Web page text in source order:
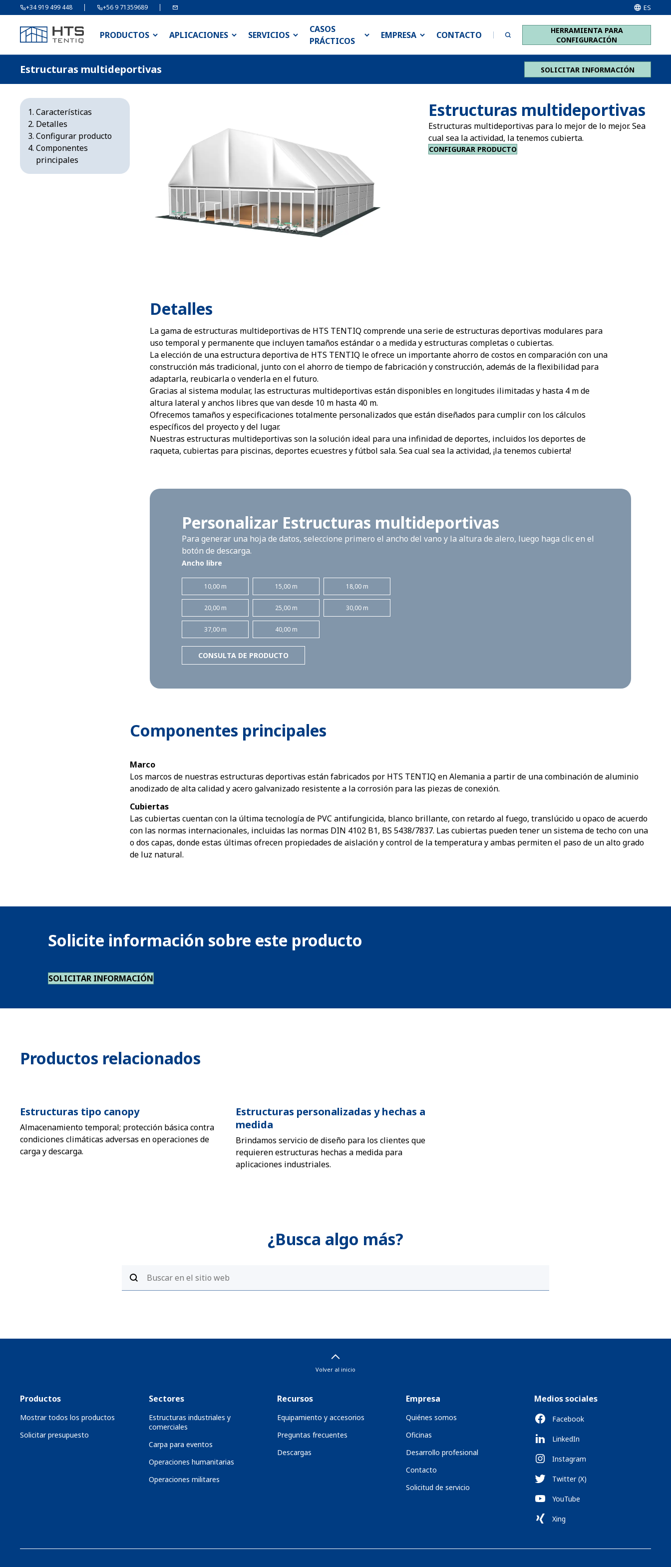
+34 919 499 448 +56 9 71359689 ES
PRODUCTOS APLICACIONES SERVICIOS
CASOS
PRÁCTICOS
EMPRESA CONTACTO
HERRAMIENTA PARA
CONFIGURACIÓN
Estructuras multideportivas SOLICITAR INFORMACIÓN
Características
Detalles
Configurar producto
Componentes
principales
Estructuras multideportivas
Estructuras multideportivas para lo mejor de lo mejor. Sea
cual sea la actividad, la tenemos cubierta.
CONFIGURAR PRODUCTO
Detalles
La gama de estructuras multideportivas de HTS TENTIQ comprende una serie de estructuras deportivas modulares para
uso temporal y permanente que incluyen tamaños estándar o a medida y estructuras completas o cubiertas.
La elección de una estructura deportiva de HTS TENTIQ le ofrece un importante ahorro de costos en comparación con una
construcción más tradicional, junto con el ahorro de tiempo de fabricación y construcción, además de la flexibilidad para
adaptarla, reubicarla o venderla en el futuro.
Gracias al sistema modular, las estructuras multideportivas están disponibles en longitudes ilimitadas y hasta 4 m de
altura lateral y anchos libres que van desde 10 m hasta 40 m.
Ofrecemos tamaños y especificaciones totalmente personalizados que están diseñados para cumplir con los cálculos
específicos del proyecto y del lugar.
Nuestras estructuras multideportivas son la solución ideal para una infinidad de deportes, incluidos los deportes de
raqueta, cubiertas para piscinas, deportes ecuestres y fútbol sala. Sea cual sea la actividad, ¡la tenemos cubierta!
Personalizar Estructuras multideportivas
Para generar una hoja de datos, seleccione primero el ancho del vano y la altura de alero, luego haga clic en el
botón de descarga.
Ancho libre
10,00 m 15,00 m 18,00 m
20,00 m 25,00 m 30,00 m
37,00 m 40,00 m
CONSULTA DE PRODUCTO
Componentes principales
Marco
Los marcos de nuestras estructuras deportivas están fabricados por HTS TENTIQ en Alemania a partir de una combinación de aluminio
anodizado de alta calidad y acero galvanizado resistente a la corrosión para las piezas de conexión.
Cubiertas
Las cubiertas cuentan con la última tecnología de PVC antifungicida, blanco brillante, con retardo al fuego, translúcido u opaco de acuerdo
con las normas internacionales, incluidas las normas DIN 4102 B1, BS 5438/7837. Las cubiertas pueden tener un sistema de techo con una
o dos capas, donde estas últimas ofrecen propiedades de aislación y control de la temperatura y ambas permiten el paso de un alto grado
de luz natural.
Solicite información sobre este producto
SOLICITAR INFORMACIÓN
Productos relacionados
Estructuras tipo canopy
Almacenamiento temporal; protección básica contra
condiciones climáticas adversas en operaciones de
carga y descarga.
Estructuras personalizadas y hechas a
medida
Brindamos servicio de diseño para los clientes que
requieren estructuras hechas a medida para
aplicaciones industriales.
¿Busca algo más?
Volver al inicio
Productos
Mostrar todos los productos
Solicitar presupuesto
Sectores
Estructuras industriales y
comerciales
Carpa para eventos
Operaciones humanitarias
Operaciones militares
Recursos
Equipamiento y accesorios
Preguntas frecuentes
Descargas
Empresa
Quiénes somos
Oficinas
Desarrollo profesional
Contacto
Solicitud de servicio
Medios sociales
Facebook
LinkedIn
Instagram
Twitter (X)
YouTube
Xing